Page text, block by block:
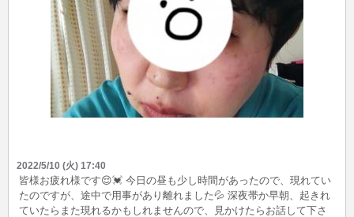
2022/5/10 (火) 17:40
皆様お疲れ様です😌💓 今日の昼も少し時間があったので、現れてい
たのですが、途中で用事があり離れました💦 深夜帯か早朝、起きれ
ていたらまた現れるかもしれませんので、見かけたらお話して下さ